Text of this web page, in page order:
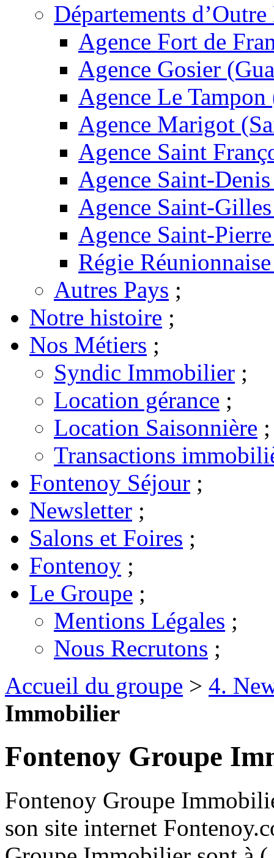
Départements
Agence Fort de
Agence Gosier
Agence Le
Agence Marigot
Agence Saint
Agence Saint-
Agence Saint-
Agence Saint-
Régie
Autres Pays ;
Notre histoire ;
Nos Métiers ;
Syndic Immobilier ;
Location gérance ;
Location Saisonnière ;
Transactions
Fontenoy Séjour ;
Newsletter ;
Salons et Foires ;
Fontenoy ;
Le Groupe ;
Mentions Légales ;
Nous Recrutons ;
Accueil du groupe > 4.
Immobilier
Fontenoy Groupe
Fontenoy Groupe
son site internet